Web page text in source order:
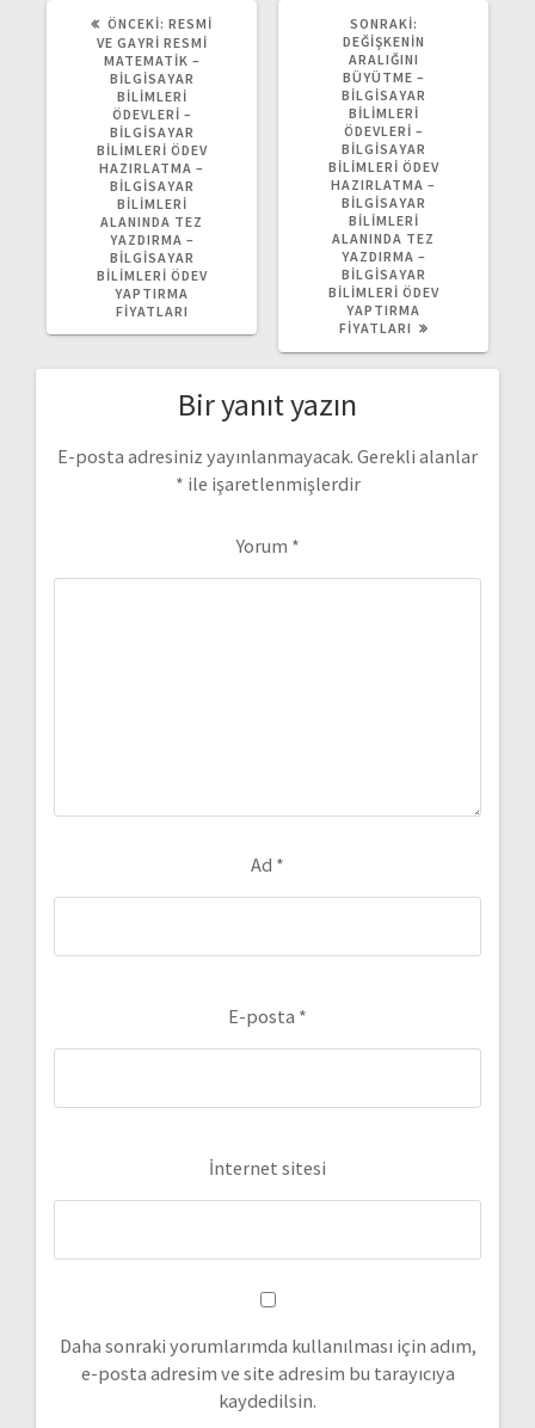
ÖNCEKI: ÖNCEKI
YAZI:
RESMI
VE GAYRI RESMI
MATEMATIK –
BILGISAYAR
BILIMLERI
ÖDEVLERI –
BILGISAYAR
BILIMLERI ÖDEV
HAZIRLATMA –
BILGISAYAR
BILIMLERI
ALANINDA TEZ
YAZDIRMA –
BILGISAYAR
BILIMLERI ÖDEV
YAPTIRMA
FIYATLARI
SONRAKI:
YAZI:
DEĞIŞKENIN
ARALIĞINI
BÜYÜTME –
BILGISAYAR
BILIMLERI
ÖDEVLERI –
BILGISAYAR
BILIMLERI ÖDEV
HAZIRLATMA –
BILGISAYAR
BILIMLERI
ALANINDA TEZ
YAZDIRMA –
BILGISAYAR
BILIMLERI ÖDEV
YAPTIRMA
FIYATLARI
Bir yanıt yazın
E-posta adresiniz yayınlanmayacak. Gerekli alanlar
* ile işaretlenmişlerdir
Yorum *
Ad *
E-posta *
İnternet sitesi
Daha sonraki yorumlarımda kullanılması için adım,
e-posta adresim ve site adresim bu tarayıcıya
kaydedilsin.